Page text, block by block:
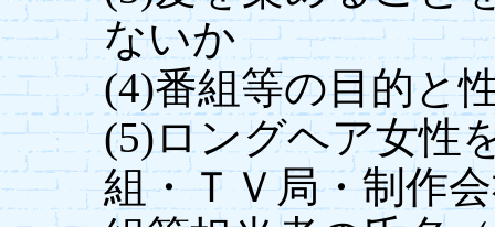
ないか
(4)番組等の目的と
(5)ロングヘア女性
組・ＴＶ局・制作